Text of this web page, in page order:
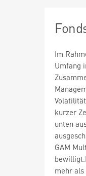
Im
Umfang
kurzer
unten
GAM
mehr als